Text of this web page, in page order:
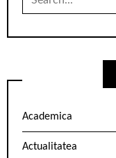
Academica
Actualitatea